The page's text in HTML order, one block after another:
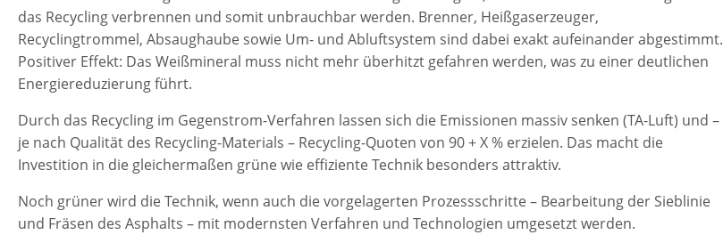
das Recycling verbrennen und somit unbrauchbar werden. Brenner, Heißgaserzeuger,
Recyclingtrommel, Absaughaube sowie Um- und Abluftsystem sind dabei exakt aufeinander abgestimmt.
Positiver Effekt: Das Weißmineral muss nicht mehr überhitzt gefahren werden, was zu einer deutlichen
Energiereduzierung führt.
Durch das Recycling im Gegenstrom-Verfahren lassen sich die Emissionen massiv senken (TA-Luft) und –
je nach Qualität des Recycling-Materials – Recycling-Quoten von 90 + X % erzielen. Das macht die
Investition in die gleichermaßen grüne wie effiziente Technik besonders attraktiv.
Noch grüner wird die Technik, wenn auch die vorgelagerten Prozessschritte – Bearbeitung der Sieblinie
und Fräsen des Asphalts – mit modernsten Verfahren und Technologien umgesetzt werden.